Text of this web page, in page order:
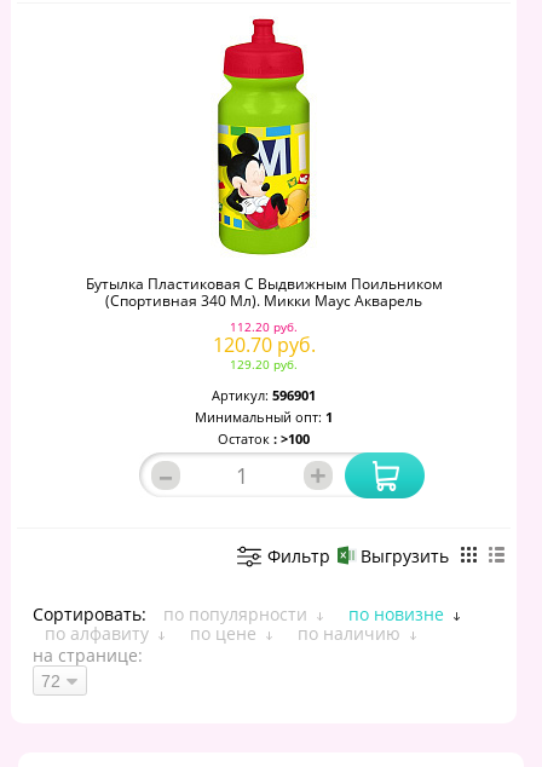
Бутылка Пластиковая С Выдвижным Поильником
(спортивная 340 Мл). Микки Маус Акварель
112.20 руб.
120.70 руб.
129.20 руб.
Артикул: 596901
Минимальный опт: 1
Остаток : >100
– +
Фильтр Выгрузить
Сортировать: по популярности
по новизне
по алфавиту
по цене
по наличию
на странице: